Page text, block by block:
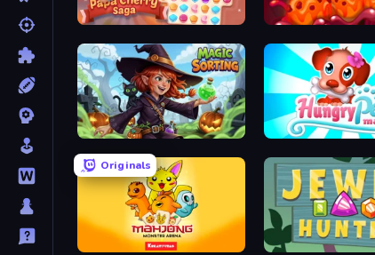
Papa Cherry Saga Tasty Jewel Joy
Magic Sorting Hungry Pet Mania
Originals
Mahjong Monster Arena Jewel Hunter